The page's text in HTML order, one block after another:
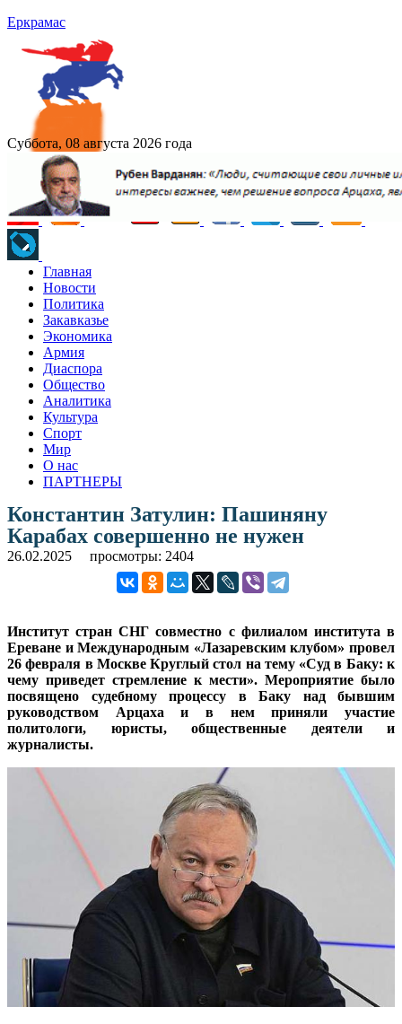
Еркрамас
Суббота, 08 августа 2026 года
Главная
Новости
Политика
Закавказье
Экономика
Армия
Диаспора
Общество
Аналитика
Культура
Спорт
Мир
О нас
ПАРТНЕРЫ
Константин Затулин: Пашиняну
Карабах совершенно не нужен
26.02.2025 просмотры: 2404
Институт стран СНГ совместно с филиалом института в
Ереване и Международным «Лазаревским клубом» провел
26 февраля в Москве Круглый стол на тему «Суд в Баку: к
чему приведет стремление к мести». Мероприятие было
посвящено судебному процессу в Баку над бывшим
руководством Арцаха и в нем приняли участие
политологи, юристы, общественные деятели и
журналисты.